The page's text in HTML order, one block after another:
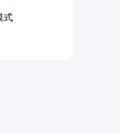
式